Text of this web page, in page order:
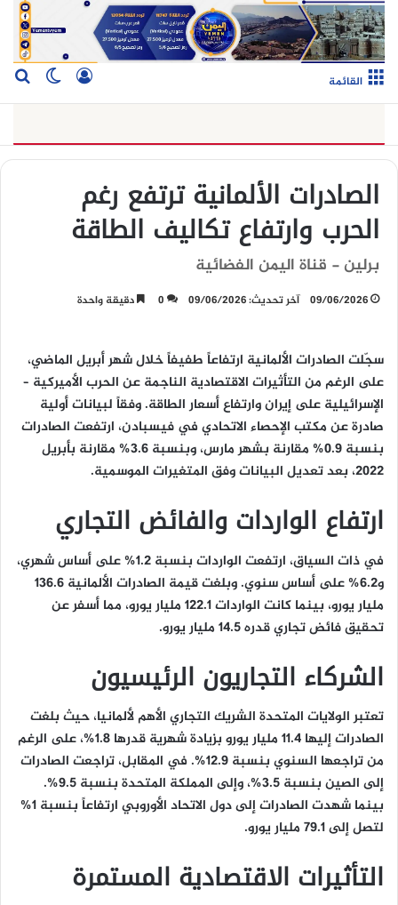
تسجيل القائمة
الصادرات الألمانية ترتفع رغم
الحرب وارتفاع تكاليف الطاقة
برلين - قناة اليمن الفضائية
09/06/2026 آخر تحديث: 09/06/2026 0 دقيقة واحدة
سجّلت الصادرات الألمانية ارتفاعاً طفيفاً خلال شهر أبريل الماضي،
على الرغم من التأثيرات الاقتصادية الناجمة عن الحرب الأميركية –
الإسرائيلية على إيران وارتفاع أسعار الطاقة. وفقاً لبيانات أولية
صادرة عن مكتب الإحصاء الاتحادي في فيسبادن، ارتفعت الصادرات
بنسبة 0.9% مقارنة بشهر مارس، وبنسبة 3.6% مقارنة بأبريل
2022، بعد تعديل البيانات وفق المتغيرات الموسمية.
ارتفاع الواردات والفائض التجاري
في ذات السياق، ارتفعت الواردات بنسبة 1.2% على أساس شهري،
و6.2% على أساس سنوي. وبلغت قيمة الصادرات الألمانية 136.6
مليار يورو، بينما كانت الواردات 122.1 مليار يورو، مما أسفر عن
تحقيق فائض تجاري قدره 14.5 مليار يورو.
الشركاء التجاريون الرئيسيون
تعتبر الولايات المتحدة الشريك التجاري الأهم لألمانيا، حيث بلغت
الصادرات إليها 11.4 مليار يورو بزيادة شهرية قدرها 1.8%، على الرغم
من تراجعها السنوي بنسبة 12.9%. في المقابل، تراجعت الصادرات
إلى الصين بنسبة 3.5%، وإلى المملكة المتحدة بنسبة 9.5%.
بينما شهدت الصادرات إلى دول الاتحاد الأوروبي ارتفاعاً بنسبة 1%
لتصل إلى 79.1 مليار يورو.
التأثيرات الاقتصادية المستمرة